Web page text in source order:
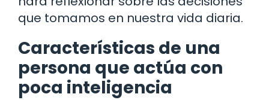
que tomamos en nuestra vida diaria.
Características de una
persona que actúa con
poca inteligencia